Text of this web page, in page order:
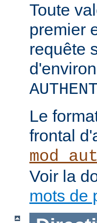
Toute
premier
requête
Le
frontal
Voir la
mots de